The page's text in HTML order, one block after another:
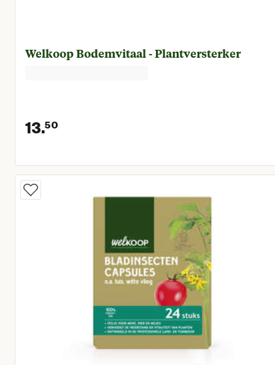
Welkoop Bodemvitaal - Plantversterker
13.50
Huidige prijs € 13,50